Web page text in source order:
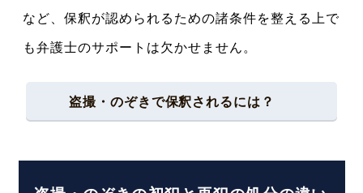
など、保釈が認められるための諸条件を整える上で
も弁護士のサポートは欠かせません。
盗撮・のぞきで保釈されるには？